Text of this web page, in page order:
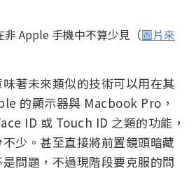
Apple 手機中不算少見（圖片來
著未來類似的技術可以用在其
的顯示器與 Macbook Pro，
ID 或 Touch ID 之類的功能，
少。甚至直接將前置鏡頭暗藏
問題，不過現階段要克服的問